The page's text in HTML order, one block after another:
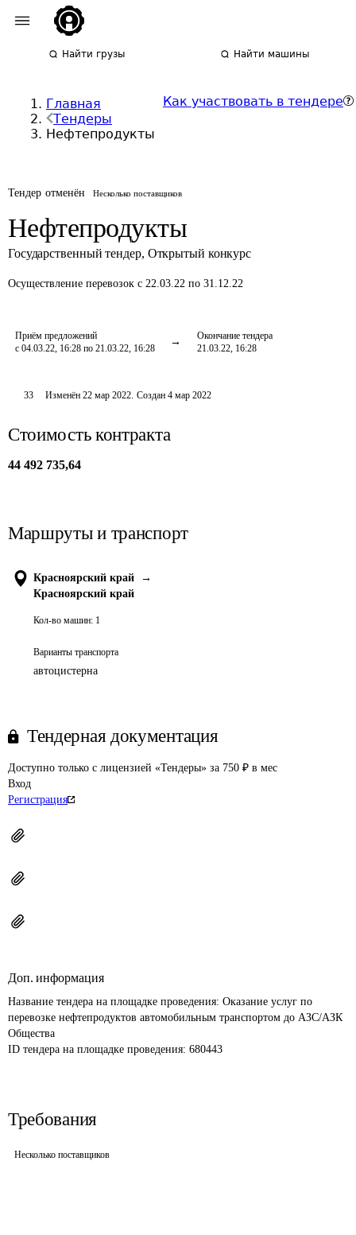
Найти грузы Найти машины
Главная
Тендеры
Нефтепродукты
Как участвовать в тендере
Тендер отменён Несколько поставщиков
Нефтепродукты
Государственный тендер, Открытый конкурс
Осуществление перевозок с 22.03.22 по 31.12.22
Приём предложений
с 04.03.22, 16:28 по 21.03.22, 16:28
Окончание тендера
21.03.22, 16:28
33 Изменён22 мар 2022. Создан 4 мар 2022
Стоимость контракта
44 492 735,64
Маршруты и транспорт
Красноярский край
→
Красноярский край
Кол-во машин: 1
Варианты транспорта
автоцистерна
Тендерная документация
Доступно только с лицензией «Тендеры» за 750 ₽ в мес
Вход
Регистрация
Доп. информация
Название тендера на площадке проведения: Оказание услуг по
перевозке нефтепродуктов автомобильным транспортом до АЗС/АЗК
Общества
ID тендера на площадке проведения: 680443
Требования
Несколько поставщиков